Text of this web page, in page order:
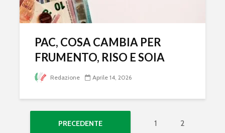
PAC, COSA CAMBIA PER
FRUMENTO, RISO E SOIA
Redazione Aprile 14, 2026
PRECEDENTE 1 2